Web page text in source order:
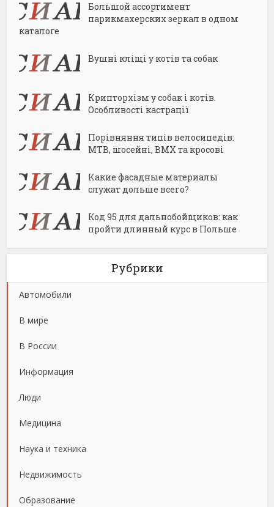
Большой ассортимент
парикмахерских зеркал в одном
каталоге
Вушні кліщі у котів та собак
Крипторхізм у собак і котів.
Особливості кастрації
Порівняння типів велосипедів:
MTB, шосейні, BMX та кросові
Какие фасадные материалы
служат дольше всего?
Код 95 для дальнобойщиков: как
пройти длинный курс в Польше
Рубрики
Автомобили
В мире
В России
Информация
Люди
Медицина
Наука и техника
Недвижимость
Образование